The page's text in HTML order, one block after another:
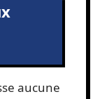
aucune